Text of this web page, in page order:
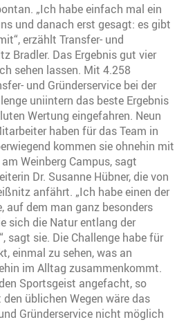
„Ich habe einfach mal ein
und danach erst gesagt: es gibt
erzählt Transfer- und
Bradler. Das Ergebnis gut vier
sehen lassen. Mit 4.258
und Gründerservice bei der
uniintern das beste Ergebnis
Wertung eingefahren. Neun
haben für das Team in
kommen sie ohnehin mit
Weinberg Campus, sagt
Dr. Susanne Hübner, die von
anfährt. „Ich habe einen der
auf dem man ganz besonders
sich die Natur entlang der
sagt sie. Die Challenge habe für
einmal zu sehen, was an
im Alltag zusammenkommt.
Sportsgeist angefacht, so
üblichen Wegen wäre das
Gründerservice nicht möglich